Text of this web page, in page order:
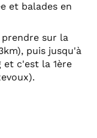
et balades en
prendre sur la
puis jusqu'à
et c'est la 1ère